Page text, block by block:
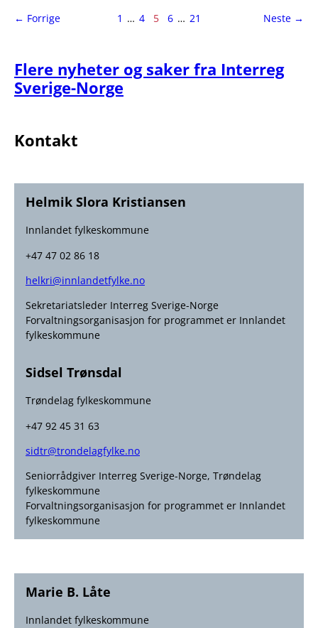
← Forrigeside 1 … 4 5 6 … 21 Neste side
→
Flere nyheter og saker fra Interreg
Sverige-Norge
Kontakt
Helmik Slora Kristiansen
Innlandet fylkeskommune
+47 47 02 86 18
helkri@innlandetfylke.no
Sekretariatsleder Interreg Sverige-Norge
Forvaltningsorganisasjon for programmet er Innlandet
fylkeskommune
Sidsel Trønsdal
Trøndelag fylkeskommune
+47 92 45 31 63
sidtr@trondelagfylke.no
Seniorrådgiver Interreg Sverige-Norge, Trøndelag
fylkeskommune
Forvaltningsorganisasjon for programmet er Innlandet
fylkeskommune
Marie B. Låte
Innlandet fylkeskommune